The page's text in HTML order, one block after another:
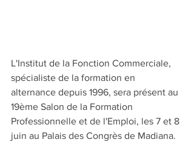
L'Institut de la Fonction Commerciale,
spécialiste de la formation en
alternance depuis 1996, sera présent au
19ème Salon de la Formation
Professionnelle et de l'Emploi, les 7 et 8
juin au Palais des Congrès de Madiana.